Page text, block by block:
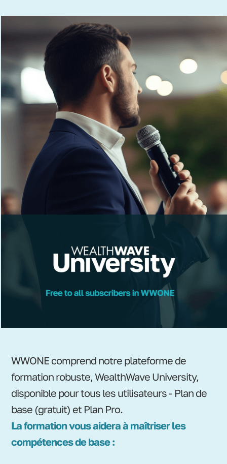
WWONE comprend notre plateforme de
formation robuste, WealthWave University,
disponible pour tous les utilisateurs - Plan de
base (gratuit) et Plan Pro.
La formation vous aidera à maîtriser les
compétences de base :